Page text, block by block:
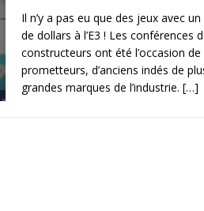
: vivre sa meilleure mort
Il n’y a pas eu que des jeux avec
de dollars à l’E3 ! Les conférences
constructeurs ont été l’occasion
prometteurs, d’anciens indés de
grandes marques de l’industrie. […]